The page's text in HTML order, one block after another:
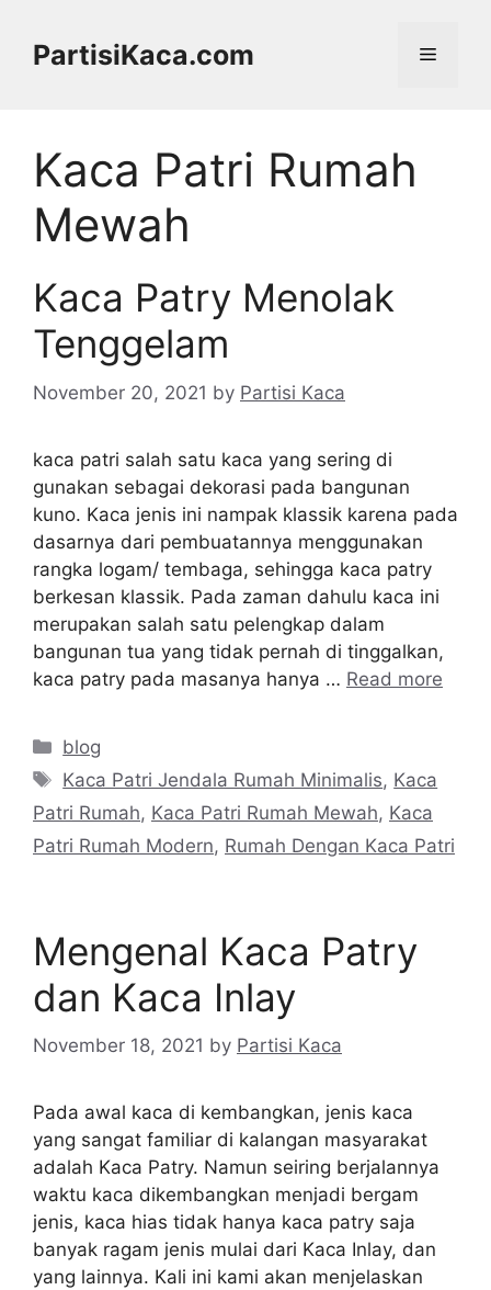
contentPartisiKaca.com Menu
Kaca Patri Rumah
Mewah
Kaca Patry Menolak
Tenggelam
November 20, 2021 by Partisi Kaca
kaca patri salah satu kaca yang sering di
gunakan sebagai dekorasi pada bangunan
kuno. Kaca jenis ini nampak klassik karena pada
dasarnya dari pembuatannya menggunakan
rangka logam/ tembaga, sehingga kaca patry
berkesan klassik. Pada zaman dahulu kaca ini
merupakan salah satu pelengkap dalam
bangunan tua yang tidak pernah di tinggalkan,
kaca patry pada masanya hanya … Read more
Categories
blog
Tags
Kaca Patri Jendala Rumah Minimalis, Kaca
Patri Rumah, Kaca Patri Rumah Mewah, Kaca
Patri Rumah Modern, Rumah Dengan Kaca Patri
Mengenal Kaca Patry
dan Kaca Inlay
November 18, 2021 by Partisi Kaca
Pada awal kaca di kembangkan, jenis kaca
yang sangat familiar di kalangan masyarakat
adalah Kaca Patry. Namun seiring berjalannya
waktu kaca dikembangkan menjadi bergam
jenis, kaca hias tidak hanya kaca patry saja
banyak ragam jenis mulai dari Kaca Inlay, dan
yang lainnya. Kali ini kami akan menjelaskan